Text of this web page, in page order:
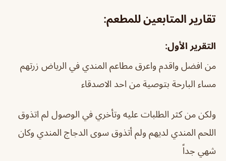
تقارير المتابعين للمطعم:
التقرير الأول:
من افضل واقدم واعرق مطاعم المندي في الرياض زرتهم
مساء البارحة بتوصية من احد الاصدقاء
ولكن من كثر الطلبات عليه وتأخري في الوصول لم اتذوق
اللحم المندي لديهم ولم أتذوق سوى الدجاج المندي وكان
شهي جداً